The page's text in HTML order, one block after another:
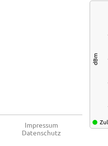
Impressum
Datenschutz
dBm